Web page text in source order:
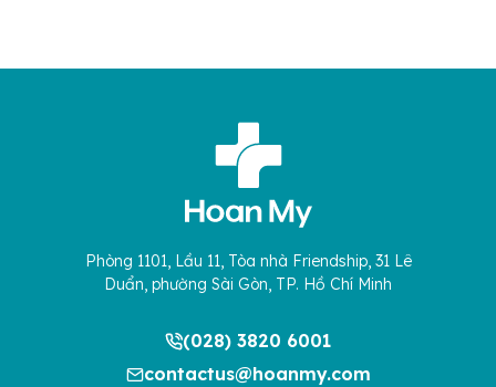
Phòng 1101, Lầu 11, Tòa nhà Friendship, 31 Lê
Duẩn, phường Sài Gòn, TP. Hồ Chí Minh
(028) 3820 6001
contactus@hoanmy.com